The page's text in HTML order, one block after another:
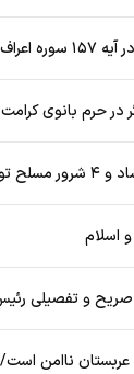
اسلام
و تفصیلی
ناامن است/